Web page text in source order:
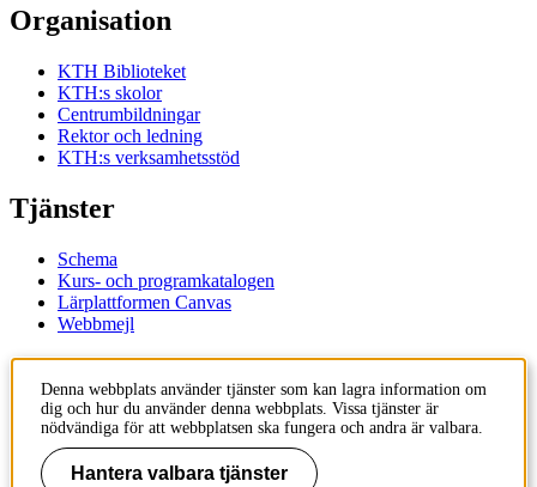
Organisation
KTH Biblioteket
KTH:s skolor
Centrumbildningar
Rektor och ledning
KTH:s verksamhetsstöd
Tjänster
Schema
Kurs- och programkatalogen
Lärplattformen Canvas
Webbmejl
KTH
100 44 Stockholm
+46 8 790 60 00
Denna webbplats använder tjänster som kan lagra information om
dig och hur du använder denna webbplats. Vissa tjänster är
nödvändiga för att webbplatsen ska fungera och andra är valbara.
Hantera valbara tjänster